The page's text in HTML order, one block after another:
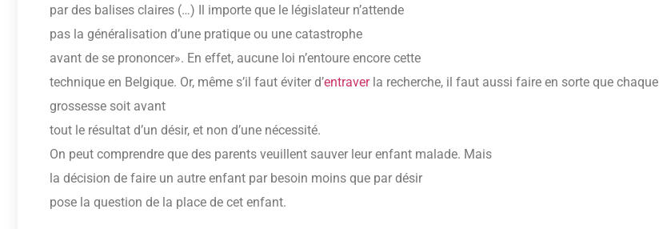
par des balises claires (…) Il importe que le législateur n’attende
pas la généralisation d’une pratique ou une catastrophe
avant de se prononcer». En effet, aucune loi n’entoure encore cette
technique en Belgique. Or, même s’il faut éviter d’entraverla recherche, il faut aussi faire en sorte que chaque
grossesse soit avant
tout le résultat d’un désir, et non d’une nécessité.
On peut comprendre que des parents veuillent sauver leur enfant malade. Mais
la décision de faire un autre enfant par besoin moins que par désir
pose la question de la place de cet enfant.